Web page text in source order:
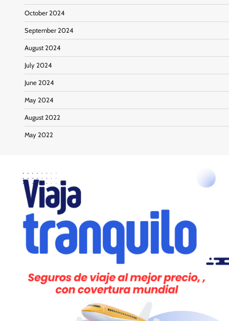
October 2024
September 2024
August 2024
July 2024
June 2024
May 2024
August 2022
May 2022